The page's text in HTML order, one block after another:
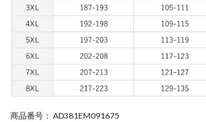
商品番号 ： AD381EM091675